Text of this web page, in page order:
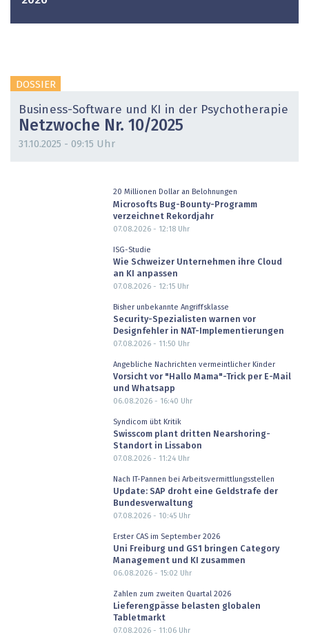
DOSSIER
Business-Software und KI in der Psychotherapie
Netzwoche Nr. 10/2025
31.10.2025 - 09:15 Uhr
20 Millionen Dollar an Belohnungen
Microsofts Bug-Bounty-Programm
verzeichnet Rekordjahr
07.08.2026 - 12:18Uhr
ISG-Studie
Wie Schweizer Unternehmen ihre Cloud
an KI anpassen
07.08.2026 - 12:15Uhr
Bisher unbekannte Angriffsklasse
Security-Spezialisten warnen vor
Designfehler in NAT-Implementierungen
07.08.2026 - 11:50 Uhr
Angebliche Nachrichten vermeintlicher Kinder
Vorsicht vor "Hallo Mama"-Trick per E-Mail
und Whatsapp
06.08.2026 - 16:40 Uhr
Syndicom übt Kritik
Swisscom plant dritten Nearshoring-
Standort in Lissabon
07.08.2026 - 11:24Uhr
Nach IT-Pannen bei Arbeitsvermittlungsstellen
Update: SAP droht eine Geldstrafe der
Bundesverwaltung
07.08.2026 - 10:45Uhr
Erster CAS im September 2026
Uni Freiburg und GS1 bringen Category
Management und KI zusammen
06.08.2026 - 15:02 Uhr
Zahlen zum zweiten Quartal 2026
Lieferengpässe belasten globalen
Tabletmarkt
07.08.2026 - 11:06Uhr